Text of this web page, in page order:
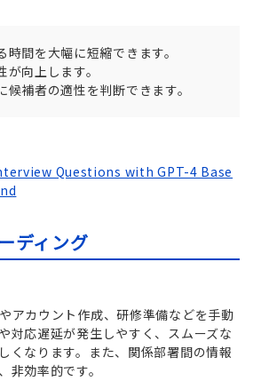
間を大幅に短縮できます。
向上します。
補者の適性を判断できます。
Questions with GPT-4 Base
ディング
アカウント作成、研修準備などを手動
対応遅延が発生しやすく、スムーズな
くなります。また、関係部署間の情報
非効率的です。